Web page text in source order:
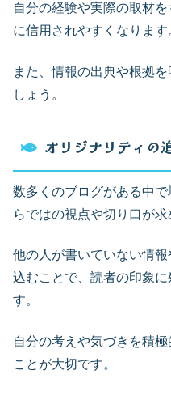
自分の経験や実際の取材
に信用されやすくなります
また、情報の出典や根拠
しょう。
オリジナリティの
数多くのブログがある中
らではの視点や切り口が求
他の人が書いていない情
込むことで、読者の印象
す。
自分の考えや気づきを積
ことが大切です。